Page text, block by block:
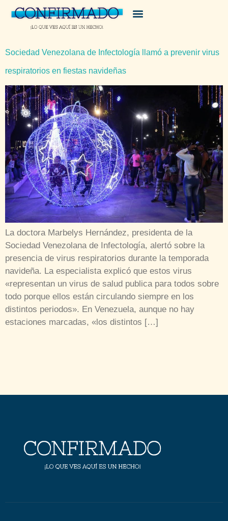
Sociedad Venezolana de Infectología llamó a prevenir virus
respiratorios en fiestas navideñas
La doctora Marbelys Hernández, presidenta de la
Sociedad Venezolana de Infectología, alertó sobre la
presencia de virus respiratorios durante la temporada
navideña. La especialista explicó que estos virus
«representan un virus de salud publica para todos sobre
todo porque ellos están circulando siempre en los
distintos periodos». En Venezuela, aunque no hay
estaciones marcadas, «los distintos […]